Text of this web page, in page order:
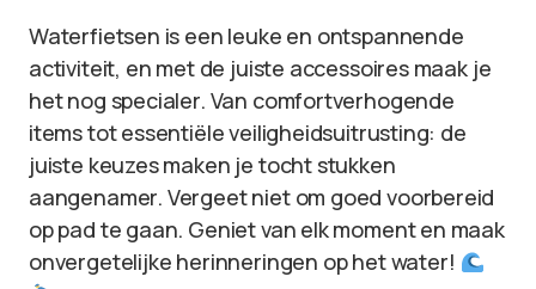
Waterfietsen is een leuke en ontspannende
activiteit, en met de juiste accessoires maak je
het nog specialer. Van comfortverhogende
items tot essentiële veiligheidsuitrusting: de
juiste keuzes maken je tocht stukken
aangenamer. Vergeet niet om goed voorbereid
op pad te gaan. Geniet van elk moment en maak
onvergetelijke herinneringen op het water!